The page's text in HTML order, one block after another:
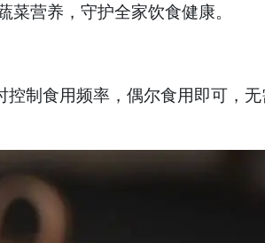
营养，守护全家饮食健康。
制食用频率，偶尔食用即可，无